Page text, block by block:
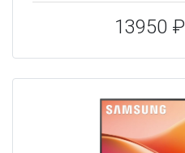
13950 ₽